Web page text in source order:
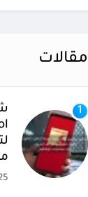
مقالات
1
25 يوليو